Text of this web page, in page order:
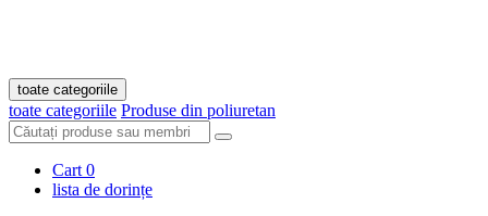
toate categoriile
toate categoriile Produse din poliuretan
Cart 0
lista de dorințe